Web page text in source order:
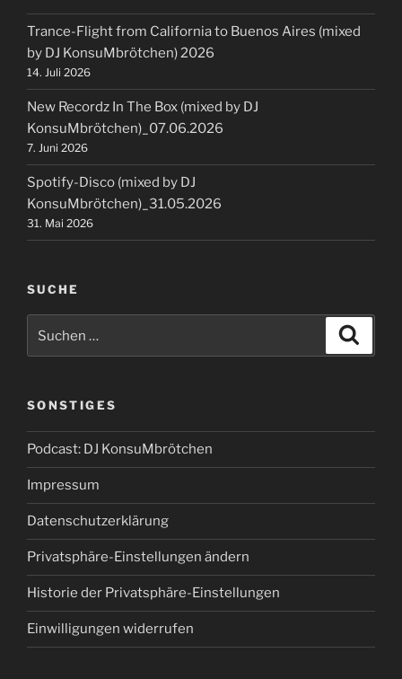
Trance-Flight from California to Buenos Aires (mixed
by DJ KonsuMbrötchen) 2026
14. Juli 2026
New Recordz In The Box (mixed by DJ
KonsuMbrötchen)_07.06.2026
7. Juni 2026
Spotify-Disco (mixed by DJ
KonsuMbrötchen)_31.05.2026
31. Mai 2026
SUCHE
nach:
SONSTIGES
Podcast: DJ KonsuMbrötchen
Impressum
Datenschutzerklärung
Privatsphäre-Einstellungen ändern
Historie der Privatsphäre-Einstellungen
Einwilligungen widerrufen